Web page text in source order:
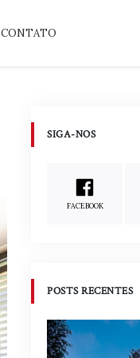
CONTATO
SIGA-NOS
FACEBOOK
POSTS RECENTES